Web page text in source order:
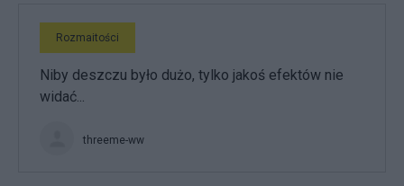
Rozmaitości
Niby deszczu było dużo, tylko jakoś efektów nie
widać...
threeme-ww